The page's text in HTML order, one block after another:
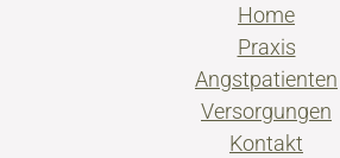
Home
Praxis
Angstpatienten
Versorgungen
Kontakt